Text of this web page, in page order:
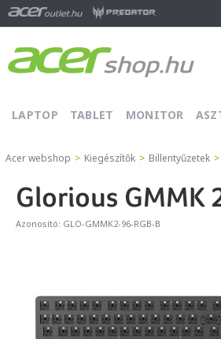
LAPTOP TABLET MONITOR
Acer webshop > Kiegészítők > Billentyűzetek >
Glorious GMMK
Azonosító: GLO-GMMK2-96-RGB-B